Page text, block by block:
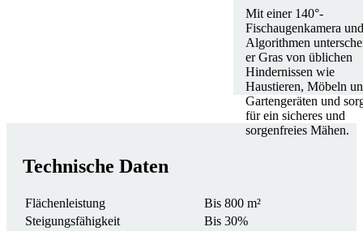
Mit einer 140°-
Fischaugenkamera
Algorithmen
er Gras von üblichen
Hindernissen wie
Haustieren, Möbeln
Gartengeräten und
für ein sicheres und
sorgenfreies Mähen.
Technische Daten
Flächenleistung
Bis 800 m²
Steigungsfähigkeit
Bis 30%